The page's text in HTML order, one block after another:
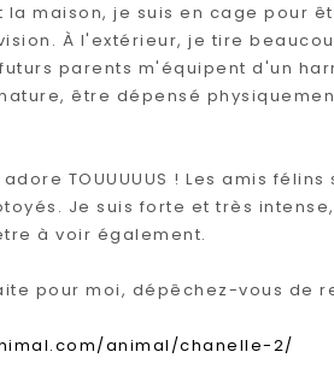
maison, je suis en cage pour
À l'extérieur, je tire
parents m'équipent d'un
être dépensé
TOUUUUUS ! Les amis félins
Je suis forte et très
à voir également.
pour moi, dépêchez-vous de
animal/chanelle-2/